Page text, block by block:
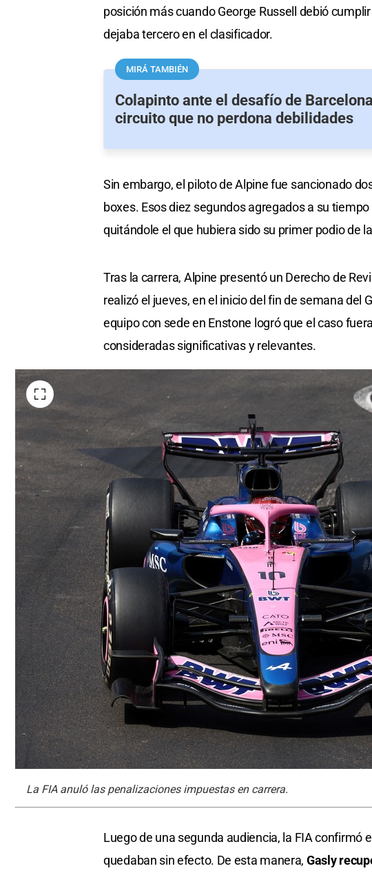
posición más cuando George Russell debió
dejaba tercero en el clasificador.
MIRÁ TAMBIÉN
Colapinto ante el desafío de
circuito que no perdona debilidades
Sin embargo, el piloto de Alpine fue sancionado
boxes. Esos diez segundos agregados a su
quitándole el que hubiera sido su primer podio de
Tras la carrera, Alpine presentó un Derecho de
realizó el jueves, en el inicio del fin de semana del
equipo con sede en Enstone logró que el caso
consideradas significativas y relevantes.
La FIA anuló las penalizaciones impuestas en carrera.
Luego de una segunda audiencia, la FIA confirmó
quedaban sin efecto. De esta manera, Gasly